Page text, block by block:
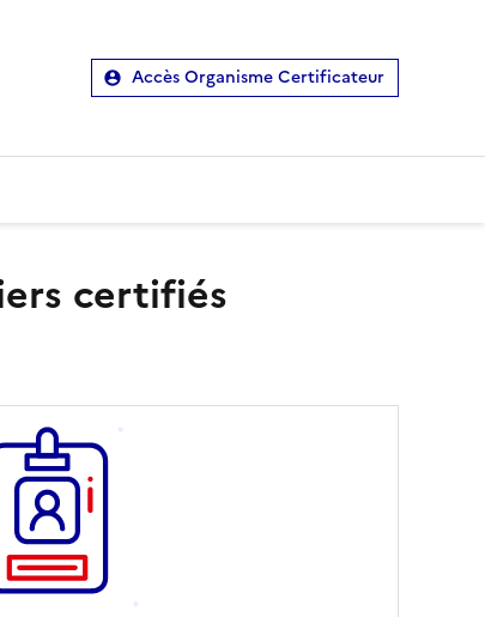
Accès Organisme Certificateur
certifiés